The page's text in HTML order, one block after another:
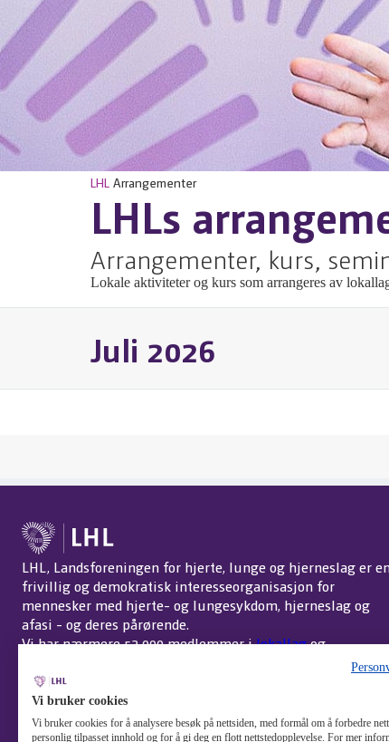
LHL Arrangementer
LHLs
Arrangementer, kurs,
Lokale aktiviteter og kurs som arrangeres av
Juli 2026
LHL, Landsforeningen for hjerte, lunge og hjerneslag er
frivillig og demokratisk interesseorganisasjon for
mennesker med hjerte- og lungesykdom, hjerneslag og
afasi - og deres pårørende.
Vi har nærmere 52 000 medlemmer ilokallagog
Endre cookie-innstillinger
Vi bruker cookies
Vi bruker cookies for å analysere besøk på nettsiden, med formål om å forbedre
personlig tilpasset innhold og for å gi deg en flott nettstedopplevelse. For mer